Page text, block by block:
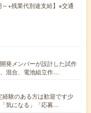
+残業代別途支給】※交通
発メンバーが設計した試作
混合、電池組立作…
経験のある方は歓迎です少
気になる」「応募…